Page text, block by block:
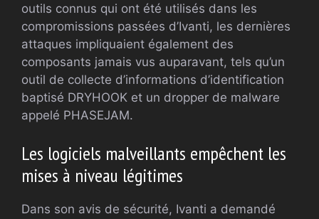
outils connus qui ont été utilisés dans les
compromissions passées d’Ivanti, les dernières
attaques impliquaient également des
composants jamais vus auparavant, tels qu’un
outil de collecte d’informations d’identification
baptisé DRYHOOK et un dropper de malware
appelé PHASEJAM.
Les logiciels malveillants empêchent les
mises à niveau légitimes
Dans son avis de sécurité, Ivanti a demandé